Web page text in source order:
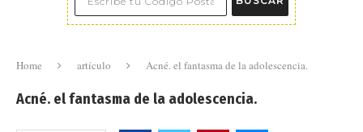
Home artículo Acné. el fantasma de la adolescencia.
Acné. el fantasma de la adolescencia.